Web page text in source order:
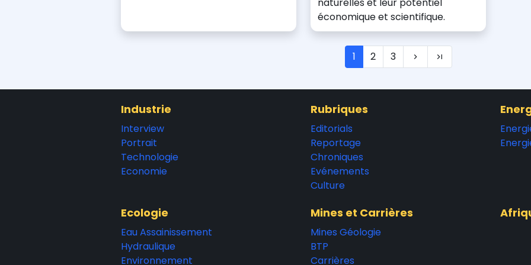
économique et scientifique.
1 2 3
Industrie
Interview
Portrait
Technologie
Economie
Rubriques
Editorials
Reportage
Chroniques
Evénements
Culture
Ecologie
Eau Assainissement
Hydraulique
Environnement
Mines et Carrières
Mines Géologie
BTP
Carrières